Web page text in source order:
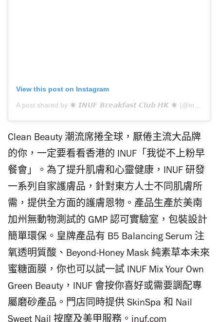
View this post on Instagram
A post shared by ☀︎ 𝙄𝙉𝙐𝙁 𝘽𝙧𝙚𝙖𝙠𝙛𝙖𝙨𝙩 𝘾𝙡𝙪𝙗 𝙃𝙆 ☀︎ (@ineverusefoundation)
Clean Beauty 潮流席捲全球，厭倦主流大品牌
的你，一定要看看香港的 INUF「我從不上粉早
餐會」。為了提升肌膚和心靈健康，INUF 研發
一系列自家護膚品，針對東方人士不同肌膚所
需，提供全方面的護膚恩物。產品生產於美南
加州無動物測試的 GMP 認可實驗室，包裝設計
簡單環保。皇牌產品有 B5 Balancing Serum 注
氧透明質酸、Beyond-Honey Mask 純素草本未來
蜜糖面膜，你也可以試一試 INUF Mix Your Own
Green Beauty，INUF 會按你喜好或需要調配專
屬磨砂產品。門店同時提供 SkinSpa 和 Nail